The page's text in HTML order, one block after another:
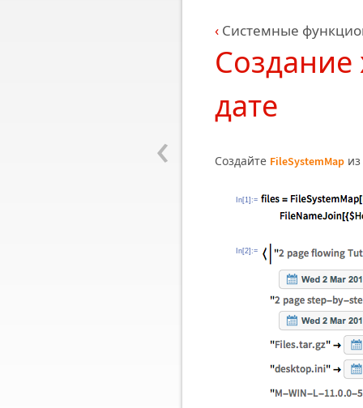
‹
Системные
дате
Создайте FileSystemMap
In[1]:=
In[2]:=